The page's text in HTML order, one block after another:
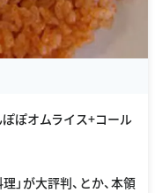
ぽぽオムライス+コール
」が大評判、とか、本領